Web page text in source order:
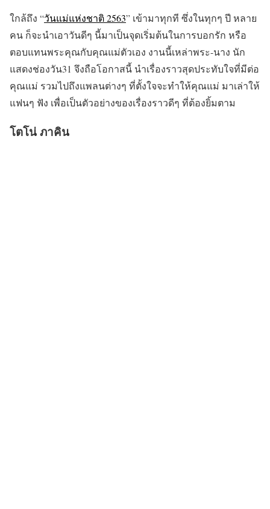
ใกล้ถึง “วันแม่แห่งชาติ 2563” เข้ามาทุกที ซึ่งในทุกๆ ปี หลาย
คน ก็จะนำเอาวันดีๆ นี้มาเป็นจุดเริ่มต้นในการบอกรัก หรือ
ตอบแทนพระคุณกับคุณแม่ตัวเอง งานนี้เหล่าพระ-นาง นัก
แสดงช่องวัน31 จึงถือโอกาสนี้ นำเรื่องราวสุดประทับใจที่มีต่อ
คุณแม่ รวมไปถึงแพลนต่างๆ ที่ตั้งใจจะทำให้คุณแม่ มาเล่าให้
แฟนๆ ฟัง เพื่อเป็นตัวอย่างของเรื่องราวดีๆ ที่ต้องยิ้มตาม
โตโน่ ภาคิน